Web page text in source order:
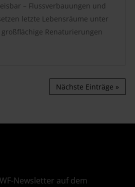
– Flussverbauungen und
letzte Lebensräume unter
Renaturierungen
Nächste Einträge »
Newsletter auf dem